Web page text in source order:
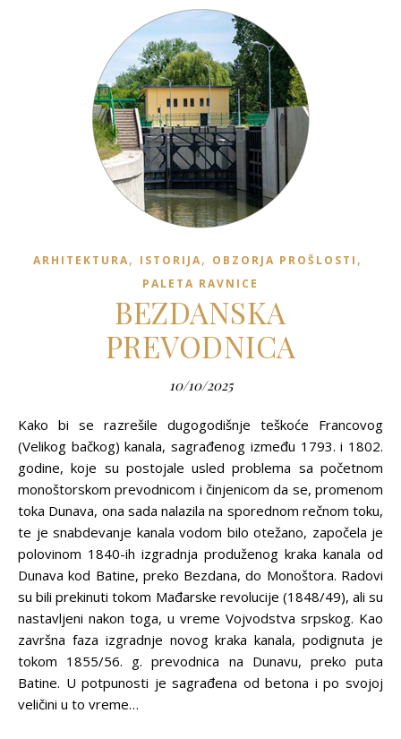
ARHITEKTURA, ISTORIJA, OBZORJA PROŠLOSTI ,
PALETA RAVNICE
BEZDANSKA
PREVODNICA
10/10/2025
Kako bi se razrešile dugogodišnje teškoće Francovog
(Velikog bačkog) kanala, sagrađenog između 1793. i 1802.
godine, koje su postojale usled problema sa početnom
monoštorskom prevodnicom i činjenicom da se, promenom
toka Dunava, ona sada nalazila na sporednom rečnom toku,
te je snabdevanje kanala vodom bilo otežano, započela je
polovinom 1840-ih izgradnja produženog kraka kanala od
Dunava kod Batine, preko Bezdana, do Monoštora. Radovi
su bili prekinuti tokom Mađarske revolucije (1848/49), ali su
nastavljeni nakon toga, u vreme Vojvodstva srpskog. Kao
završna faza izgradnje novog kraka kanala, podignuta je
tokom 1855/56. g. prevodnica na Dunavu, preko puta
Batine. U potpunosti je sagrađena od betona i po svojoj
veličini u to vreme…